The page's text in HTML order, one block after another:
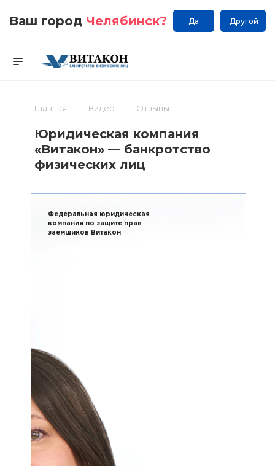
Ваш город Челябинск? Да Другой
Главная Видео Отзывы
Юридическая компания
«Витакон» — банкротство
физических лиц
Федеральная юридическая
компания по защите прав
заемщиков Витакон